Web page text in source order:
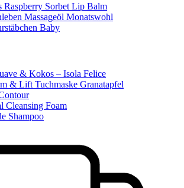
Raspberry Sorbet Lip Balm
Massageöl Monatswohl
Baby
& Kokos – Isola Felice
& Lift Tuchmaske Granatapfel
Cleansing Foam
Shampoo